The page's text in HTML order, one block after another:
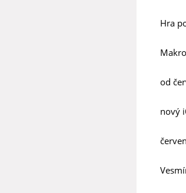
Hra
od
nový